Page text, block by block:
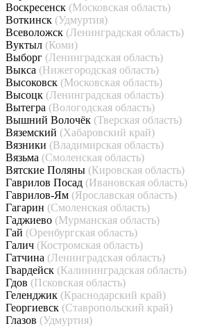
Воскресенск (Московская область)
Воткинск (Удмуртия)
Всеволожск (Ленинградская область)
Вуктыл (Коми)
Выборг (Ленинградская область)
Выкса (Нижегородская область)
Высоковск (Московская область)
Высоцк (Ленинградская область)
Вытегра (Вологодская область)
Вышний Волочёк (Тверская область)
Вяземский (Хабаровский край)
Вязники (Владимирская область)
Вязьма (Смоленская область)
Вятские Поляны (Кировская область)
Гаврилов Посад (Ивановская область)
Гаврилов-Ям (Ярославская область)
Гагарин (Смоленская область)
Гаджиево (Мурманская область)
Гай (Оренбургская область)
Галич (Костромская область)
Гатчина (Ленинградская область)
Гвардейск (Калининградская область)
Гдов (Псковская область)
Геленджик (Краснодарский край)
Георгиевск (Ставропольский край)
Глазов (Удмуртия)